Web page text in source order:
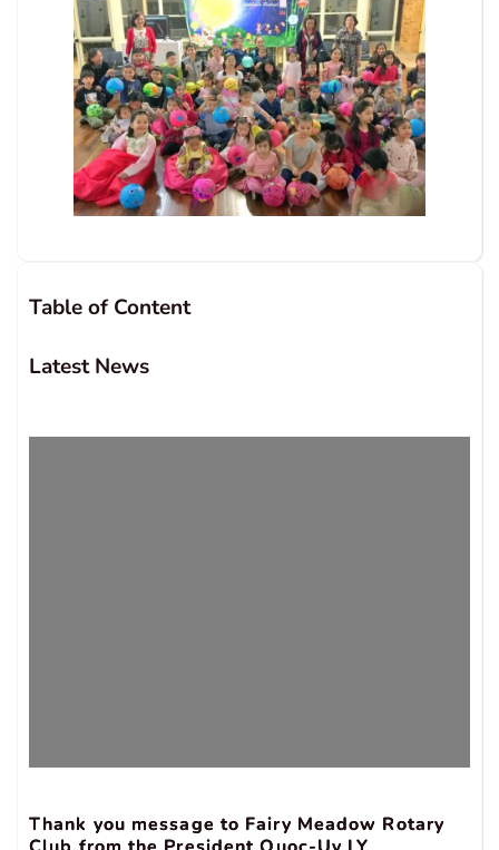
Table of Content
Latest News
Thank you message to Fairy Meadow Rotary